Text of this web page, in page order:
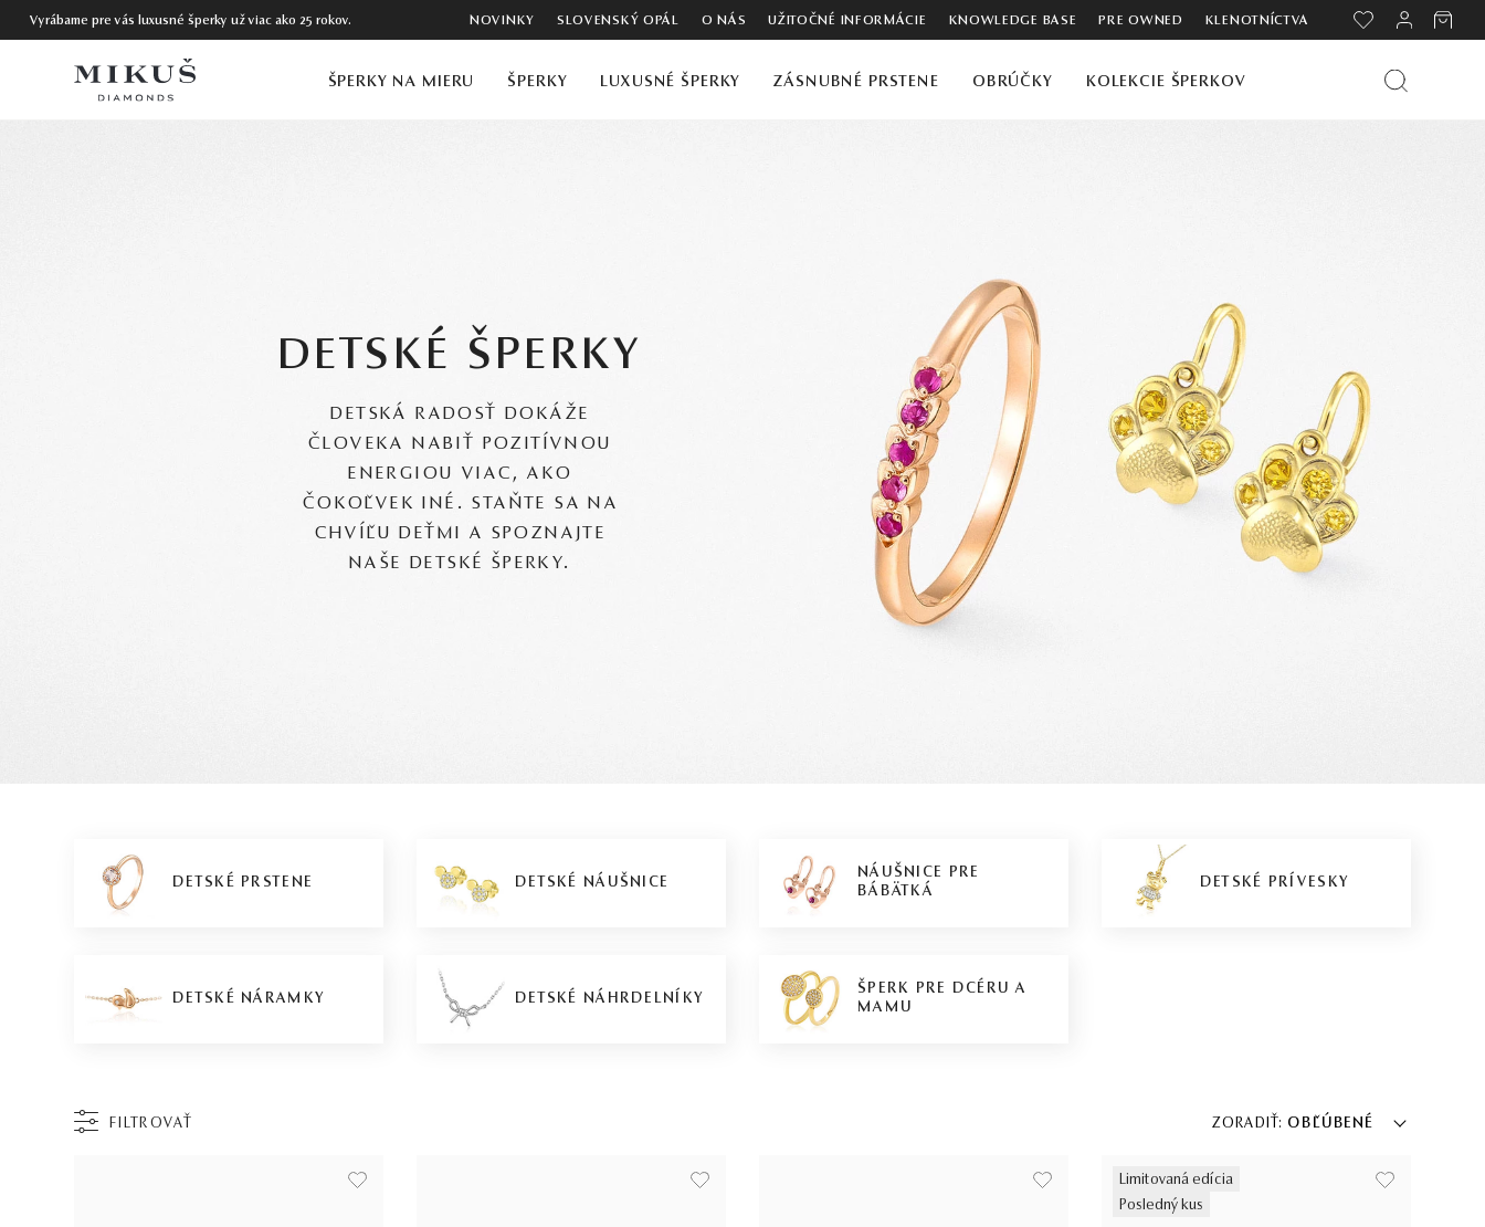
Vyrábame pre vás luxusné šperky už viac ako 25 rokov. NOVINKY SLOVENSKÝ OPÁL O NÁS UŽITOČNÉ INFORMÁCIE KNOWLEDGE BASE PRE OWNED KLENOTNÍCTVA
ŠPERKY NA MIERU ŠPERKY LUXUSNÉ ŠPERKY ZÁSNUBNÉ PRSTENE OBRÚČKY KOLEKCIE ŠPERKOV
DETSKÉ ŠPERKY
DETSKÁ RADOSŤ DOKÁŽE
ČLOVEKA NABIŤ POZITÍVNOU
ENERGIOU VIAC, AKO
ČOKOĽVEK INÉ. STAŇTE SA NA
CHVÍĽU DEŤMI A SPOZNAJTE
NAŠE DETSKÉ ŠPERKY.
DETSKÉ PRSTENE DETSKÉ NÁUŠNICE
NÁUŠNICE PRE
BÁBÄTKÁ
DETSKÉ PRÍVESKY
DETSKÉ NÁRAMKY DETSKÉ NÁHRDELNÍKY
ŠPERK PRE DCÉRU A
MAMU
FILTROVAŤ ZORADIŤ: OBĽÚBENÉ
Limitovaná edícia
Posledný kus